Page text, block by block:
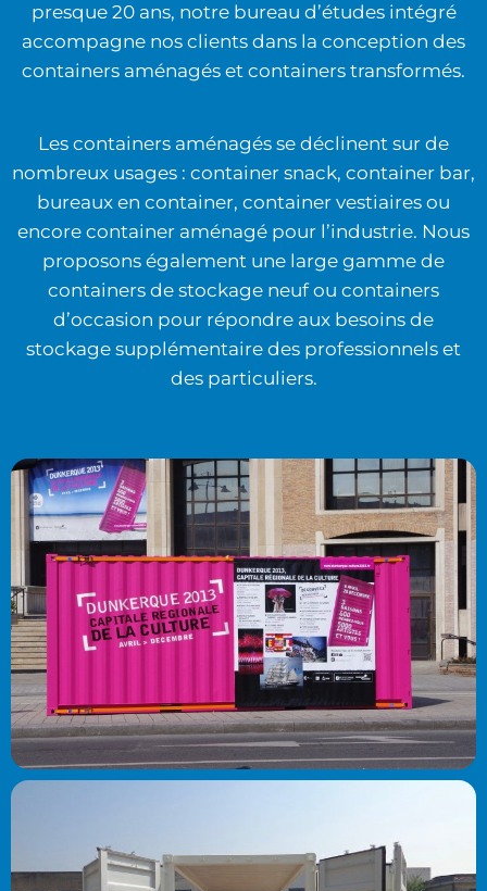
presque 20 ans, notre bureau d’études intégré
accompagne nos clients dans la conception des
containers aménagés et containers transformés.
Les containers aménagés se déclinent sur de
nombreux usages : container snack, container bar,
bureaux en container, container vestiaires ou
encore container aménagé pour l’industrie. Nous
proposons également une large gamme de
containers de stockage neuf ou containers
d’occasion pour répondre aux besoins de
stockage supplémentaire des professionnels et
des particuliers.